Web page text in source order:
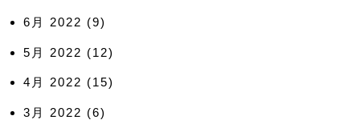
6月 2022 (9)
5月 2022 (12)
4月 2022 (15)
3月 2022 (6)